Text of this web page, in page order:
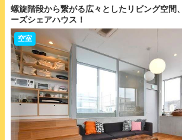
螺旋階段から繋がる広々としたリビング空間
ーズシェアハウス！
空室